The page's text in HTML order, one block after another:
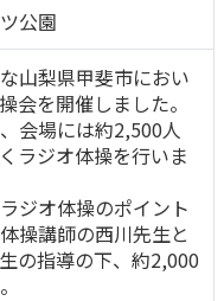
公園
山梨県甲斐市におい
会を開催しました。
会場には約2,500人
ラジオ体操を行いま
ジオ体操のポイント
操講師の西川先生と
の指導の下、約2,000